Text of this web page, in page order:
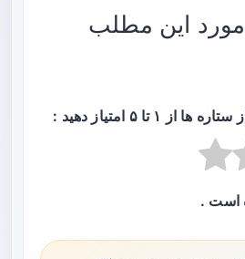
این مطلب
تا ۵ امتیاز دهید :
است .